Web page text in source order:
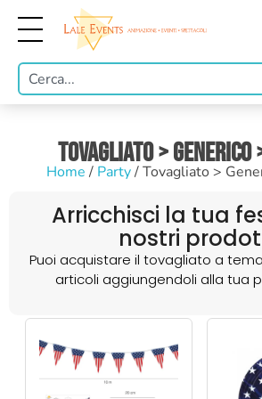
Tovagliato > Generico
Home / Party/ Tovagliato >
Arricchisci la tua
nostri
Puoi acquistare il tovagliato a
articoli aggiungendoli alla tua